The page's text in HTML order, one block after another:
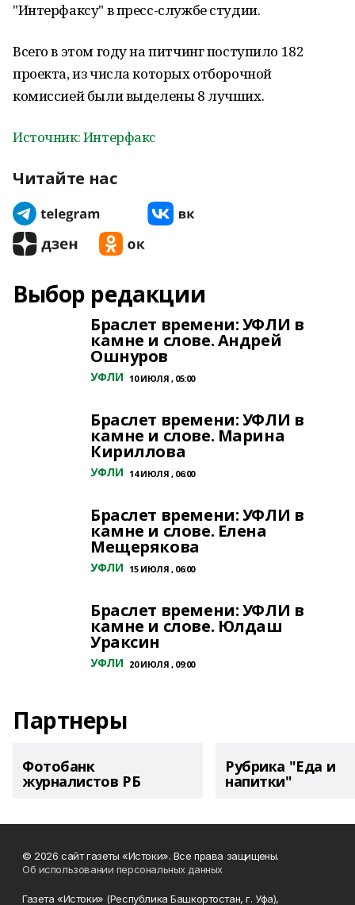
"Интерфаксу" в пресс-службе студии.
Всего в этом году на питчинг поступило 182
проекта, из числа которых отборочной
комиссией были выделены 8 лучших.
Источник: Интерфакс
Читайте нас
Выбор редакции
Браслет времени: УФЛИ в
камне и слове. Андрей
Ошнуров
УФЛИ 10 ИЮЛЯ , 05:00
Браслет времени: УФЛИ в
камне и слове. Марина
Кириллова
УФЛИ 14 ИЮЛЯ , 06:00
Браслет времени: УФЛИ в
камне и слове. Елена
Мещерякова
УФЛИ 15 ИЮЛЯ , 06:00
Браслет времени: УФЛИ в
камне и слове. Юлдаш
Ураксин
УФЛИ 20 ИЮЛЯ , 09:00
Партнеры
Фотобанк
журналистов РБ
Рубрика "Еда и
напитки"
© 2026 сайт газеты «Истоки». Все права защищены.
Об использовании персональных данных
Газета «Истоки» (Республика Башкортостан, г. Уфа),